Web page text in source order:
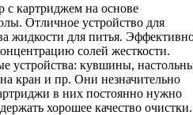
с картриджем на основе
Отличное устройство для
жидкости для питья.
солей жесткости.
устройства: кувшины,
кран и пр. Они незначительно
в них постоянно нужно
хорошее качество очистки.